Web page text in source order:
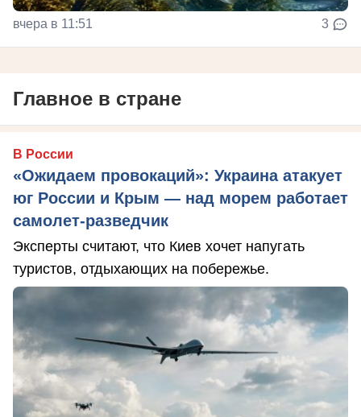
вчера в 11:51 3
Главное в стране
В России
«Ожидаем провокаций»: Украина атакует
юг России и Крым — над морем работает
самолет-разведчик
Эксперты считают, что Киев хочет напугать
туристов, отдыхающих на побережье.